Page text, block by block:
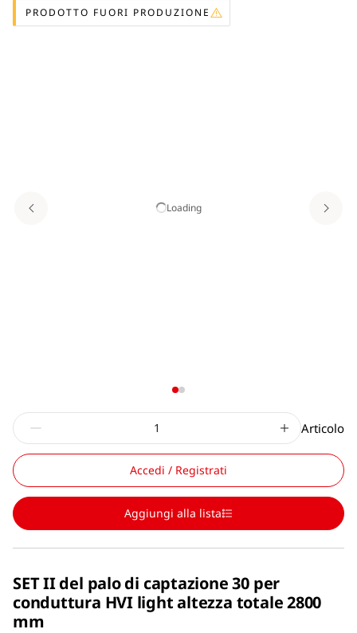
PRODOTTO FUORI PRODUZIONE
Loading
Articolo
Accedi / Registrati
Aggiungi alla lista
SET II del palo di captazione 30 per
conduttura HVI light altezza totale 2800
mm